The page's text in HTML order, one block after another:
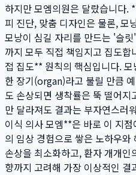
하지만 모엠의원은 달랐습니다.
피 진단, 맞춤 디자인은 물론,
모낭이 심길 자리를 만드는 '슬
까지 모두 직접 책임지고 집도
접 집도** 원칙의 핵심입니다.
한 장기(organ)라고 불릴 만큼
도 손상되면 생착률은 뚝 떨어
만 달라져도 결과는 부자연스러
이식 의사 모엠**은 바로 이 지
의 임상 경험으로 쌓은 노하우
손상을 최소화하고, 환자 개개
향까지 고려해 가장 이상적인 결